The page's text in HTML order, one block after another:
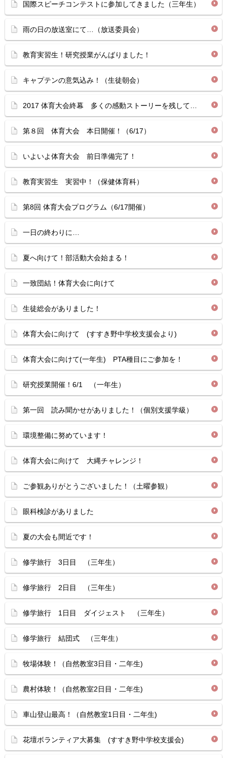
国際スピーチコンテストに参加してきました（三年生）
雨の日の放送室にて…（放送委員会）
教育実習生！研究授業がんばりました！
キャプテンの意気込み！（生徒朝会）
2017 体育大会終幕 多くの感動ストーリーを残して…
第８回 体育大会 本日開催！（6/17）
いよいよ体育大会 前日準備完了！
教育実習生 実習中！（保健体育科）
第8回 体育大会プログラム（6/17開催）
一日の終わりに…
夏へ向けて！部活動大会始まる！
一致団結！体育大会に向けて
生徒総会がありました！
体育大会に向けて (すすき野中学校支援会より)
体育大会に向けて(一年生) PTA種目にご参加を！
研究授業開催！6/1 （一年生）
第一回 読み聞かせがありました！（個別支援学級）
環境整備に努めています！
体育大会に向けて 大縄チャレンジ！
ご参観ありがとうございました！（土曜参観）
眼科検診がありました
夏の大会も間近です！
修学旅行 3日目 （三年生）
修学旅行 2日目 （三年生）
修学旅行 1日目 ダイジェスト （三年生）
修学旅行 結団式 （三年生）
牧場体験！（自然教室3日目・二年生)
農村体験！（自然教室2日目・二年生)
車山登山最高！（自然教室1日目・二年生)
花壇ボランティア大募集 (すすき野中学校支援会)